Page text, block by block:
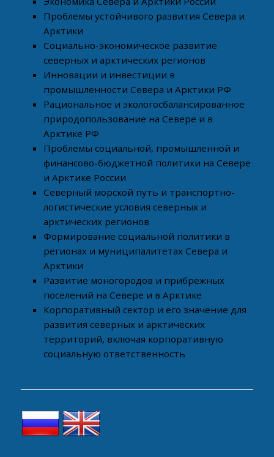
Проблемы устойчивого развития Севера и
Арктики
Социально-экономическое развитие
северных и арктических регионов
Инновации и инвестиции в
промышленности Севера и Арктики РФ
Рациональное и экологосбалансированное
природопользование на Севере и в
Арктике РФ
Проблемы социальной, промышленной и
финансово-бюджетной политики на Севере
и Арктике России
Северный морской путь и транспортно-
логистические условия северных и
арктических регионов
Формирование социальной политики в
регионах и муниципалитетах Севера и
Арктики
Развитие моногородов и прибрежных
поселений на Севере и в Арктике
Корпоративный сектор и его значение для
развития северных и арктических
территорий, включая корпоративную
социальную ответственность